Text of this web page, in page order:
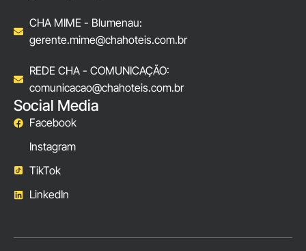
CHA MIME - Blumenau:
gerente.mime@chahoteis.com.br
REDE CHA - COMUNICAÇÃO:
comunicacao@chahoteis.com.br
Social Media
Facebook
Instagram
TikTok
LinkedIn